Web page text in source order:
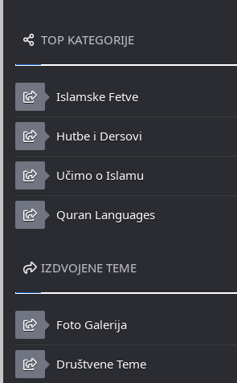
TOP KATEGORIJE
Islamske Fetve
Hutbe i Dersovi
Učimo o Islamu
Quran Languages
IZDVOJENE TEME
Foto Galerija
Društvene Teme